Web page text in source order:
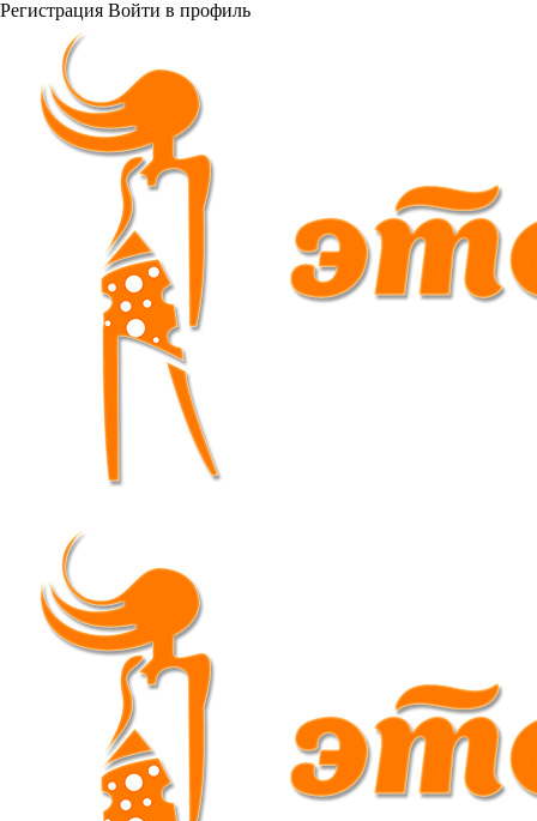
Регистрация Войти в профиль